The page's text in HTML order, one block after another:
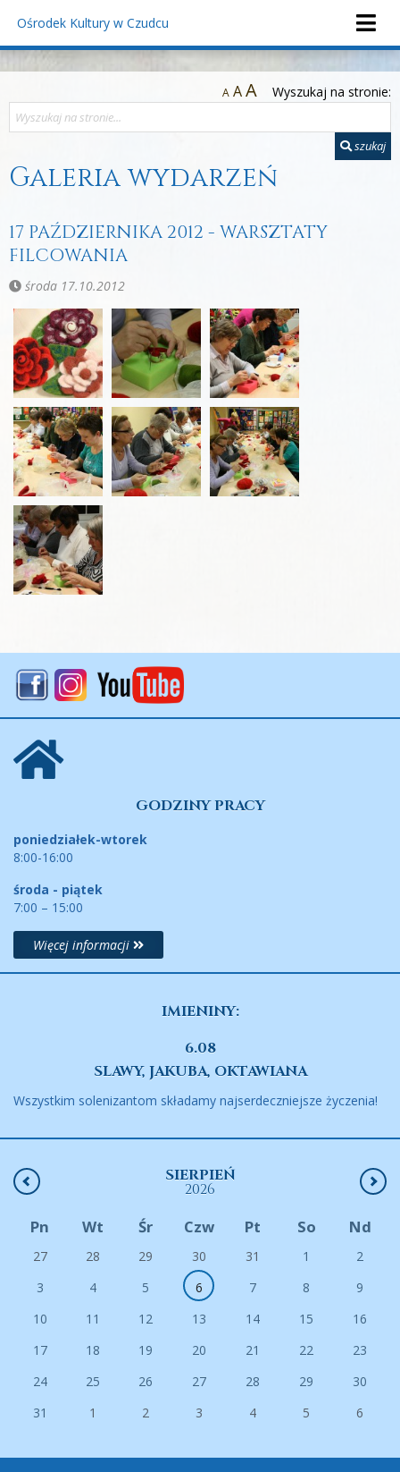
Ośrodek Kultury w Czudcu
GODZINY PRACY
poniedziałek-wtorek
8:00-16:00
środa - piątek
7:00 – 15:00
Więcej informacji
IMIENINY:
6.08
SLAWY, JAKUBA, OKTAWIANA
Wszystkim solenizantom składamy najserdeczniejsze życzenia!
SIERPIEŃ
2026
Pn Wt Śr Czw Pt So Nd
27 28 29 30 31 1
2
3
4 5 6 7 8
9
10
11 12 13 14 15
16
17
18 19 20 21 22
23
24
25 26 27 28 29
30
31
1 2 3 4 5 6
A AA Wyszukaj na stronie:
szukaj
Galeria wydarzeń
17 PAŹDZIERNIKA 2012 - WARSZTATY
FILCOWANIA
środa 17.10.2012